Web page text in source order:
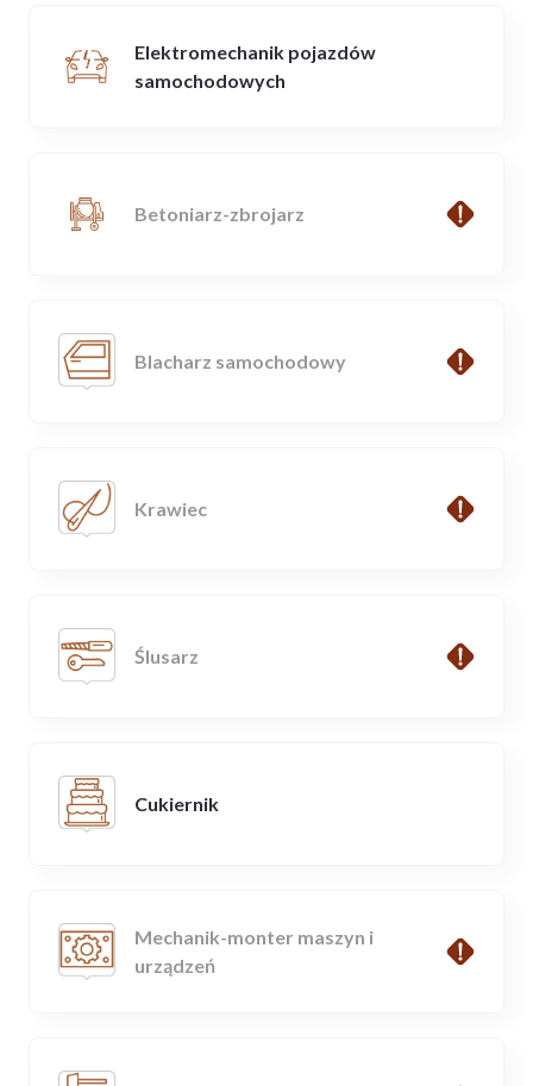
Elektromechanik pojazdów
samochodowych
Betoniarz-zbrojarz
Blacharz samochodowy
Krawiec
Ślusarz
Cukiernik
Mechanik-monter maszyn i
urządzeń